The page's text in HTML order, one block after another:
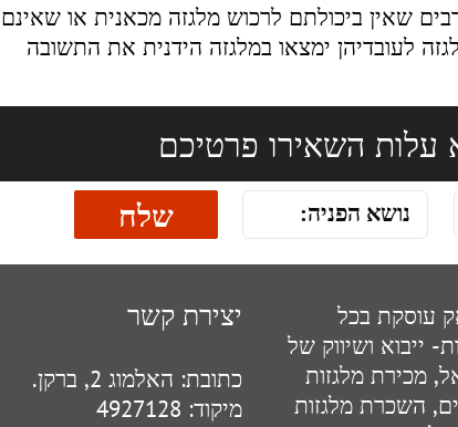
שאין ביכולתם לרכוש מלגזה מכאנית או שאינם
לעובדיהן ימצאו במלגזה הידנית את התשובה
השאירו פרטיכם
עוסקת בכל
ייבוא ושיווק של
מכירת מלגזות
השכרת מלגזות
יצירת קשר
כתובת: האלמוג 2, ברקן.
מיקוד: